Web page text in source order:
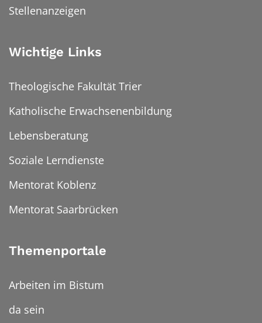
Stellenanzeigen
Wichtige Links
Theologische Fakultät Trier
Katholische Erwachsenenbildung
Lebensberatung
Soziale Lerndienste
Mentorat Koblenz
Mentorat Saarbrücken
Themenportale
Arbeiten im Bistum
da sein